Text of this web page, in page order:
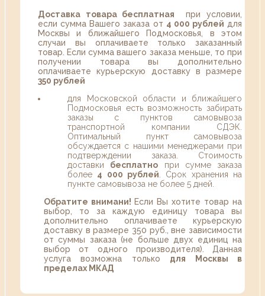
Доставка товара бесплатная при условии,
если сумма Вашего заказа от 4 000 рублей для
Москвы и ближайшего Подмосковья, в этом
случаи вы оплачиваете только заказанный
товар. Если сумма вашего заказа меньше, то при
получении товара вы дополнительно
оплачиваете курьерскую доставку в размере
350 рублей
для Московской области и ближайшего
Подмосковья есть возможность забирать
заказы с пунктов самовывоза
транспортной компании СДЭК.
Оптимальный пункт самовывоза
обсуждается с нашими менеджерами при
подтверждении заказа. Стоимость
доставки бесплатно при сумме заказа
более 4 000 рублей . Срок хранения на
пункте самовывоза не более 5 дней.
Обратите внимани! Если Вы хотите товар на
выбор, то за каждую единицу товара вы
дополнительно оплачиваете курьерскую
доставку в размере 350 руб., вне зависимости
от суммы заказа (не больше двух единиц на
выбор от одного производителя). Данная
услуга возможна только для Москвы в
пределах МКАД